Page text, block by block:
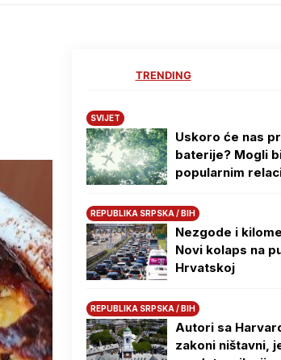
TRENDING
SVIJET
Uskoro će nas
baterije? Mogli
popularnim
REPUBLIKA SRPSKA / BIH
Nezgode i
Novi kolaps na
Hrvatskoj
REPUBLIKA SRPSKA / BIH
Autori sa
zakoni ništavni,